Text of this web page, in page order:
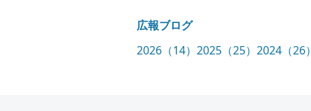
広報ブログ
2026（14） 2025（25） 2024（26）